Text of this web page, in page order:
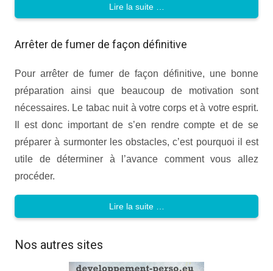
Lire la suite …
Arrêter de fumer de façon définitive
Pour arrêter de fumer de façon définitive, une bonne
préparation ainsi que beaucoup de motivation sont
nécessaires. Le tabac nuit à votre corps et à votre esprit.
Il est donc important de s’en rendre compte et de se
préparer à surmonter les obstacles, c’est pourquoi il est
utile de déterminer à l’avance comment vous allez
procéder.
Lire la suite …
Nos autres sites